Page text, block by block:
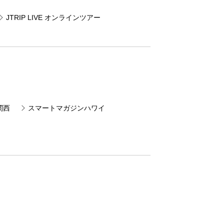
JTRIP LIVE オンラインツアー
西 スマートマガジンハワイ